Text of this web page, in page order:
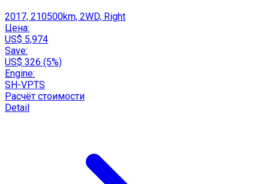
2017, 210500km, 2WD, Right
Цена:
US$ 5,974
Save:
US$ 326 (5%)
Engine:
SH-VPTS
Расчёт стоимости
Detail